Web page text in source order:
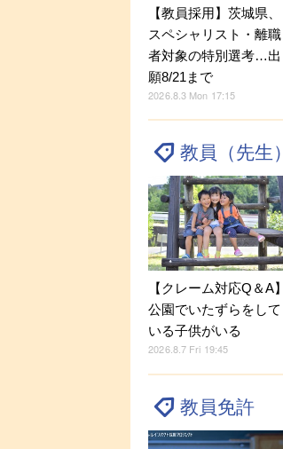
【教員採用】茨城県、
スペシャリスト・離職
者対象の特別選考…出
願8/21まで
2026.8.3 Mon 17:15
教員（先生）
【クレーム対応Q＆A】
公園でいたずらをして
いる子供がいる
2026.8.7 Fri 19:45
教員免許